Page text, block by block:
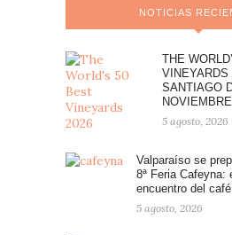
NOTICIAS
THE
VINEYARDS
SANTIAGO
NOVIEMBRE
5 agosto, 2026
Valparaíso se
8ª Feria Cafeyna:
encuentro del
5 agosto, 2026